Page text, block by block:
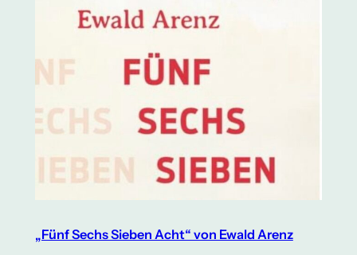
„Fünf Sechs Sieben Acht“ von Ewald Arenz